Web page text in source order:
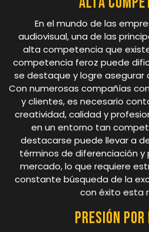
En el mundo de las
audiovisual, una de las
alta competencia que
competencia feroz puede
se destaque y logre
Con numerosas compañías
y clientes, es necesario
creatividad, calidad y
en un entorno tan
destacarse puede llevar a
términos de diferenciación
mercado, lo que requiere
constante búsqueda de la
con éxito esta
Presión